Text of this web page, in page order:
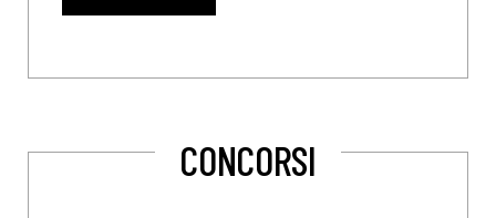
CONCORSI